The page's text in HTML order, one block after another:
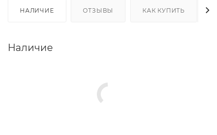
НАЛИЧИЕ ОТЗЫВЫ КАК КУПИТЬ
Наличие